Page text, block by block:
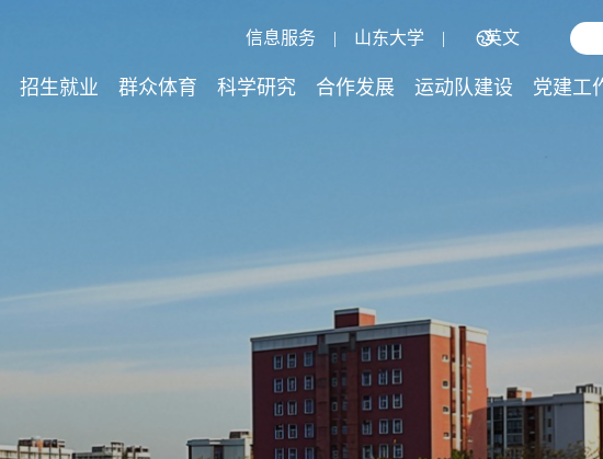
信息服务 | 山东大学 |英文
招生就业 群众体育 科学研究 合作发展 运动队建设 党建工